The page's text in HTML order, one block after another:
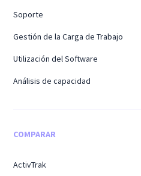
Soporte
Gestión de la Carga de Trabajo
Utilización del Software
Análisis de capacidad
COMPARAR
ActivTrak